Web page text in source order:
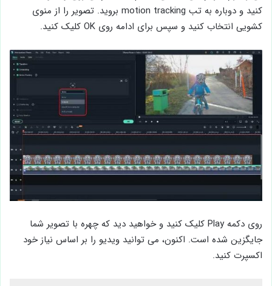
کنید و دوباره به تب motion tracking بروید. تصویر را از منوی
کشویی انتخاب کنید و سپس برای ادامه روی OK کلیک کنید.
روی دکمه Play کلیک کنید و خواهید دید که چهره با تصویر شما
جایگزین شده است. اکنون، می توانید ویدیو را بر اساس نیاز خود
اكسپرت کنید.